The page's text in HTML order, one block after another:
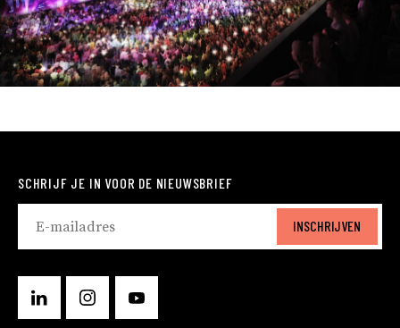
SCHRIJF JE IN VOOR DE NIEUWSBRIEF
INSCHRIJVEN